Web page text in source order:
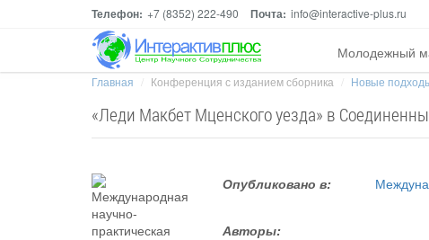
Телефон: +7 (8352) 222-490 Почта: info@interactive-plus.ru
Молодежный
Главная Конференция с изданием сборника Новые
«Леди Макбет Мценского уезда» в
Опубликовано в:
Авторы: